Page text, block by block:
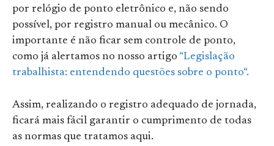
por relógio de ponto eletrônico e, não sendo
possível, por registro manual ou mecânico. O
importante é não ficar sem controle de ponto,
como já alertamos no nosso artigo “Legislação
trabalhista: entendendo questões sobre o ponto“.
Assim, realizando o registro adequado de jornada,
ficará mais fácil garantir o cumprimento de todas
as normas que tratamos aqui.